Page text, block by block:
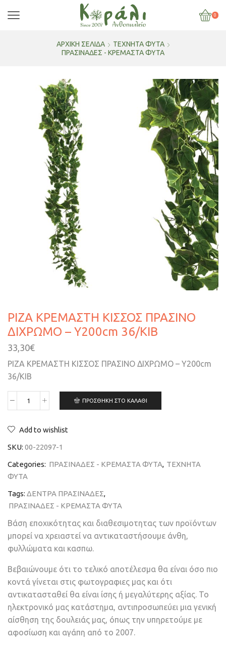
0
ΑΡΧΙΚΉ ΣΕΛΊΔΑ
ΤΕΧΝΗΤΑ ΦΥΤΑ
ΠΡΑΣΙΝΑΔΕΣ - ΚΡΕΜΑΣΤΑ ΦΥΤΑ
ΡΙΖΑ ΚΡΕΜΑΣΤΗ ΚΙΣΣΟΣ ΠΡΑΣΙΝΟ
ΔΙΧΡΩΜΟ – Υ200cm 36/KΙΒ
33,30€
ΡΙΖΑ ΚΡΕΜΑΣΤΗ ΚΙΣΣΟΣ ΠΡΑΣΙΝΟ ΔΙΧΡΩΜΟ – Υ200cm
36/KΙΒ
ΠΡΟΣΘΉΚΗ ΣΤΟ ΚΑΛΆΘΙ
Add to wishlist
SKU: 00-22097-1
Categories: ΠΡΑΣΙΝΑΔΕΣ - ΚΡΕΜΑΣΤΑ ΦΥΤΑ, ΤΕΧΝΗΤΑ
ΦΥΤΑ
Tags: ΔΕΝΤΡΑ ΠΡΑΣΙΝΑΔΕΣ,
ΠΡΑΣΙΝΑΔΕΣ - ΚΡΕΜΑΣΤΑ ΦΥΤΑ
Βάση εποχικότητας και διαθεσιμοτητας των προϊόντων
μπορεί να χρειαστεί να αντικαταστήσουμε άνθη,
φυλλώματα και κασπω.
Βεβαιώνουμε ότι το τελικό αποτέλεσμα θα είναι όσο πιο
κοντά γίνεται στις φωτογραφιες μας και ότι
αντικατασταθεί θα είναι ίσης ή μεγαλύτερης αξίας. Το
ηλεκτρονικό μας κατάστημα, αντιπροσωπεύει μια γενική
αίσθηση της δουλειάς μας, όπως την υπηρετούμε με
αφοσίωση και αγάπη από το 2007.